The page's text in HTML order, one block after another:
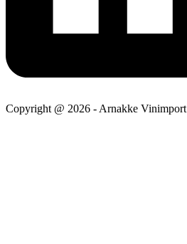
Copyright @ 2026 - Arnakke Vinimport